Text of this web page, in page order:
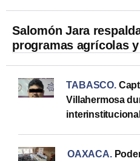
Salomón Jara
programas agrícolas
TABASCO.
Villahermosa
interinstitucional
OAXACA.